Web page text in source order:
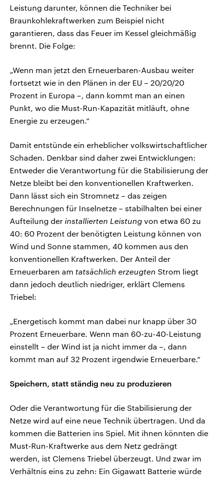
Leistung darunter, können die Techniker bei
Braunkohlekraftwerken zum Beispiel nicht
garantieren, dass das Feuer im Kessel gleichmäßig
brennt. Die Folge:
„Wenn man jetzt den Erneuerbaren-Ausbau weiter
fortsetzt wie in den Plänen in der EU – 20/20/20
Prozent in Europa –, dann kommt man an einen
Punkt, wo die Must-Run-Kapazität mitläuft, ohne
Energie zu erzeugen.“
Damit entstünde ein erheblicher volkswirtschaftlicher
Schaden. Denkbar sind daher zwei Entwicklungen:
Entweder die Verantwortung für die Stabilisierung der
Netze bleibt bei den konventionellen Kraftwerken.
Dann lässt sich ein Stromnetz – das zeigen
Berechnungen für Inselnetze – stabilhalten bei einer
Aufteilung der installierten Leistung von etwa 60 zu
40: 60 Prozent der benötigten Leistung können von
Wind und Sonne stammen, 40 kommen aus den
konventionellen Kraftwerken. Der Anteil der
Erneuerbaren am tatsächlich erzeugten Strom liegt
dann jedoch deutlich niedriger, erklärt Clemens
Triebel:
„Energetisch kommt man dabei nur knapp über 30
Prozent Erneuerbare. Wenn man 60-zu-40-Leistung
einstellt – der Wind ist ja nicht immer da –, dann
kommt man auf 32 Prozent irgendwie Erneuerbare.“
Speichern, statt ständig neu zu produzieren
Oder die Verantwortung für die Stabilisierung der
Netze wird auf eine neue Technik übertragen. Und da
kommen die Batterien ins Spiel. Mit ihnen könnten die
Must-Run-Kraftwerke aus dem Netz gedrängt
werden, ist Clemens Triebel überzeugt. Und zwar im
Verhältnis eins zu zehn: Ein Gigawatt Batterie würde